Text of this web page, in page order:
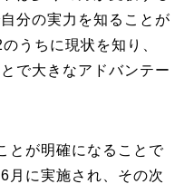
分の実力を知ることが
うちに現状を知り、
で大きなアドバンテー
とが明確になることで
月に実施され、その次